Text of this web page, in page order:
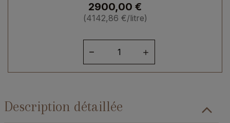
2900,00 €
(4142,86 €/litre)
Armagnac
Description détaillée